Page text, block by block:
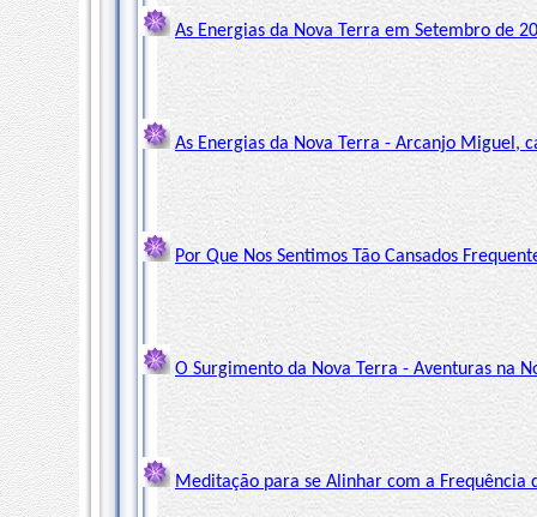
As Energias da Nova Terra em Setembro de
As Energias da Nova Terra - Arcanjo Miguel,
Por Que Nos Sentimos Tão Cansados
O Surgimento da Nova Terra - Aventuras na
Meditação para se Alinhar com a Frequência